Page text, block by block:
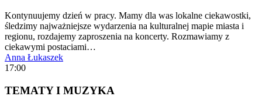
Kontynuujemy dzień w pracy. Mamy dla was lokalne ciekawostki,
śledzimy najważniejsze wydarzenia na kulturalnej mapie miasta i
regionu, rozdajemy zaproszenia na koncerty. Rozmawiamy z
ciekawymi postaciami…
Anna Łukaszek
17:00
TEMATY I MUZYKA